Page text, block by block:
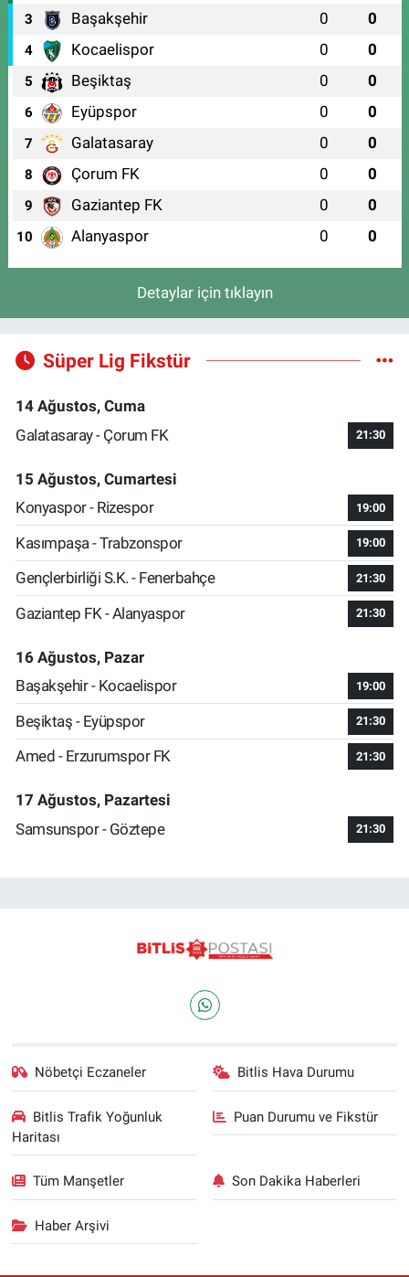
3 Başakşehir 0 0
4 Kocaelispor 0 0
5 Beşiktaş 0 0
6 Eyüpspor 0 0
7 Galatasaray 0 0
8 Çorum FK 0 0
9 Gaziantep FK 0 0
10 Alanyaspor 0 0
Detaylar için tıklayın
Süper Lig Fikstür
14 Ağustos, Cuma
Galatasaray - Çorum FK
21:30
15 Ağustos, Cumartesi
Konyaspor - Rizespor
19:00
Kasımpaşa - Trabzonspor 19:00
Gençlerbirliği S.K. - Fenerbahçe 21:30
Gaziantep FK - Alanyaspor 21:30
16 Ağustos, Pazar
Başakşehir - Kocaelispor
19:00
Beşiktaş - Eyüpspor 21:30
Amed - Erzurumspor FK 21:30
17 Ağustos, Pazartesi
Samsunspor - Göztepe
21:30
Nöbetçi Eczaneler Bitlis Hava Durumu
Bitlis Trafik Yoğunluk
Haritası
Puan Durumu ve Fikstür
Tüm Manşetler Son Dakika Haberleri
Haber Arşivi